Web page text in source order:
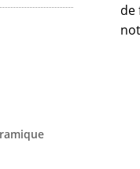
de